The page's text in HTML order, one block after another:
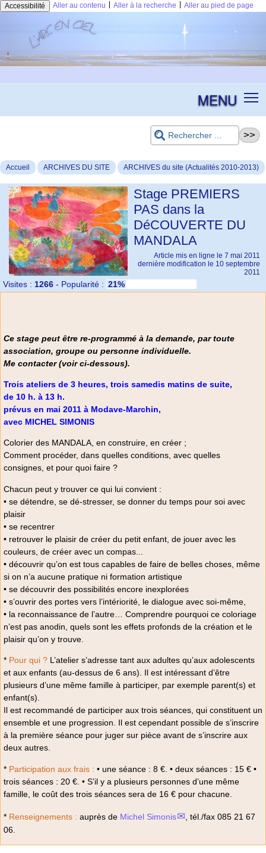
Accessibilité Aller au contenu Aller à la recherche Aller au pied de page
MENU
Accueil ARCHIVES DU SITE ARCHIVES du site (Actualités 2010-2013)
Stage PREMIERS
PAS dans la
DéCOUVERTE DU
MANDALA
Article mis en ligne le 7 mai 2011
dernière modification le 10 septembre
2011
Visites : 1266 - Popularité : 21%
Ce stage peut être re-programmé à la demande, par toute
association, groupe ou personne individuelle.
Me contacter (voir ci-dessous).
Trois ateliers de 3 heures, trois samedis matins de suite,
de 10 h. à 13 h.
prévus en mai 2011 à Modave-Marchin,
avec MICHEL SIMONIS
Colorier des MANDALA, en construire, en créer ;
Comment procéder, dans quelles conditions, avec quelles
consignes, et pour quoi faire ?
Chacun peut y trouver ce qui lui convient :
• se détendre, se dé-stresser, se donner du temps pour soi avec
plaisir
• se recentrer
• retrouver le plaisir de créer du petit enfant, de jouer avec les
couleurs, de créer avec un compas...
• découvrir qu’on est tous capables de faire de belles choses, même
si on n’a aucune pratique ni formation artistique
• se découvrir des possibilités encore inexplorées
• s’ouvrir des portes vers l’intériorité, le dialogue avec soi-même,
• la reconnaissance de l’autre… Comprendre pourquoi ce coloriage
n’est pas anodin, quels sont les effets profonds de la création et le
plaisir qu’on y trouve.
* Pour qui ? L’atelier s’adresse tant aux adultes qu’aux adolescents
et aux enfants (au-dessus de 6 ans). Il est intéressant d’être
plusieurs d’une même famille à participer, par exemple parent(s) et
enfant(s).
Il est recommandé de participer aux trois séances, qui constituent un
ensemble et une progression. Il est cependant possible de s’inscrire
à la première séance pour juger sur pièce avant de s’inscrire aux
deux autres.
* Participation aux frais : • une séance : 8 €. • deux séances : 15 € •
trois séances : 20 €. • S’il y a plusieurs personnes d’une même
famille, le coût des trois séances sera de 16 € pour chacune.
* Renseignements : auprès de Michel Simonis
, tél./fax 085 21 67
06.